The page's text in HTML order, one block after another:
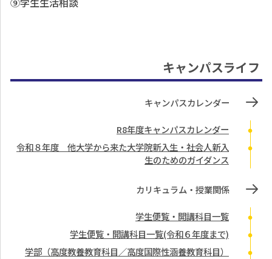
キャンパスライフ
キャンパスカレンダー
R8年度キャンパスカレンダー
令和８年度 他大学から来た大学院新入生・社会人新入
生のためのガイダンス
カリキュラム・授業関係
学生便覧・開講科目一覧
学生便覧・開講科目一覧(令和６年度まで)
学部（高度教養教育科目／高度国際性涵養教育科目）